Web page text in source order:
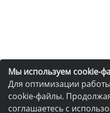
Мы используем cookie-
Для оптимизации
cookie-файлы.
соглашаетесь с